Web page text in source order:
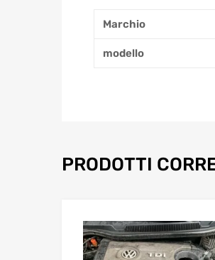
Marchio
modello
PRODOTTI